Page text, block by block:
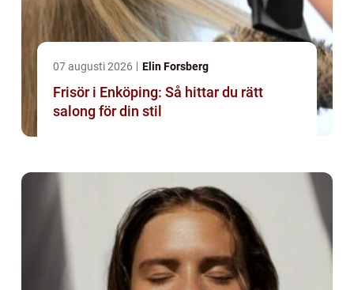
07 augusti 2026 Elin Forsberg
Frisör i Enköping: Så hittar du rätt
salong för din stil